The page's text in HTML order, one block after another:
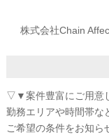
株式会社Chain
▽▼案件豊富にご用意
勤務エリアや時間帯な
ご希望の条件をお知ら